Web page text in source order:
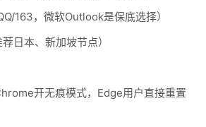
163，微软Outlook是保底选择）
日本、新加坡节点）
开无痕模式，Edge用户直接重置